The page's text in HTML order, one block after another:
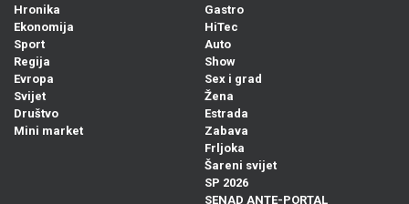
Hronika
Ekonomija
Sport
Regija
Evropa
Svijet
Društvo
Mini market
Gastro
HiTec
Auto
Show
Sex i grad
Žena
Estrada
Zabava
Frljoka
Šareni svijet
SP 2026
SENAD ANTE-PORTAL